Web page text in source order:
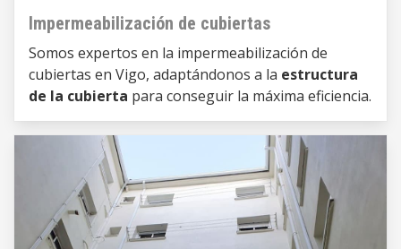
Impermeabilización de cubiertas
Somos expertos en la impermeabilización de
cubiertas en Vigo, adaptándonos a la estructura
de la cubierta para conseguir la máxima eficiencia.